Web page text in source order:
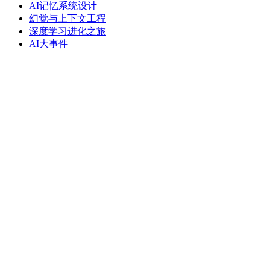
AI记忆系统设计
幻觉与上下文工程
深度学习进化之旅
AI大事件